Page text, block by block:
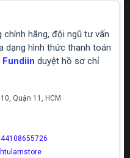
hãng, đội ngũ tư vấn
dạng hình thức thanh toán
Fundiin duyệt hồ sơ chỉ
Quận 11, HCM